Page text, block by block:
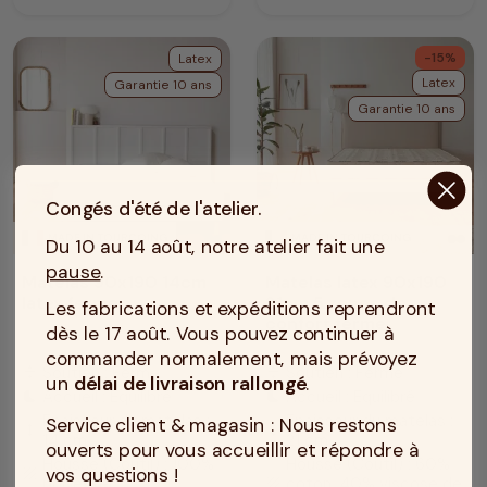
MADE IN TOURCOING
Latex
Garantie 10 ans
Matelas 90x190 14cm
latex ferme
Soutien : Ferme
Accueil : Equilibré
Epaisseur du matelas :
Housse (Coutil) : 100%
MADE IN TOURCOING
-15%
Latex
Garantie 10 ans
21cm 5 zones de
confort ferme
compress Soutien : Ferme
Accueil : Equilibré
height Epaisseur du matelas :
21 cm
Housse (Coutil) : 60%
Congés d'été de l'atelier.
Du 10 au 14 août, notre atelier fait une
pause.
Les fabrications et expéditions reprendront
dès le 17 août. Vous pouvez continuer à
commander normalement, mais prévoyez
un délai de livraison rallongé.
Service client & magasin : Nous restons
ouverts pour vous accueillir et répondre à
vos questions !